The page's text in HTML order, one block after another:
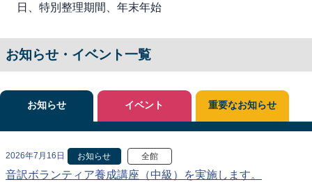
日、特別整理期間、年末年始
お知らせ・イベント一覧
お知らせ
2026年7月16日 お知らせ 全館
音訳ボランティア養成講座（中級）を実施します。
イベント 重要なお知らせ